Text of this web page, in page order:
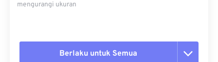
mengurangi ukuran
Berlaku untuk Semua